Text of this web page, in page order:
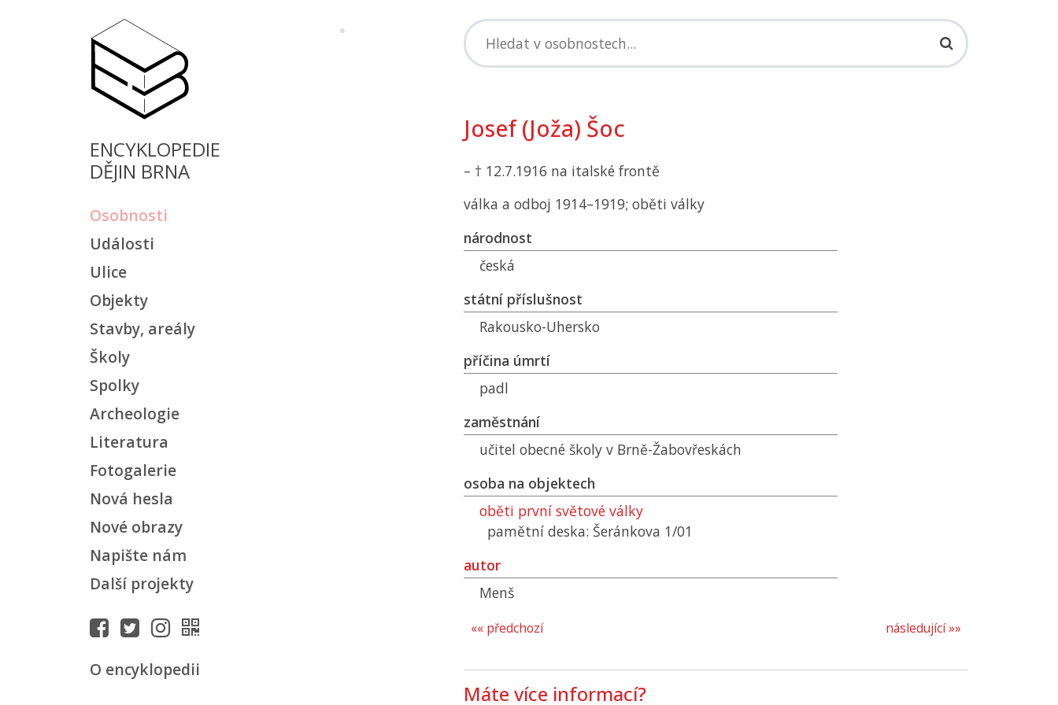
ENCYKLOPEDIE
DĚJIN BRNA
Osobnosti
Události
Ulice
Objekty
Stavby, areály
Školy
Spolky
Archeologie
Literatura
Fotogalerie
Nová hesla
Nové obrazy
Napište nám
Další projekty
O encyklopedii
Josef (Joža) Šoc
– † 12.7.1916 na italské frontě
válka a odboj 1914–1919; oběti války
národnost
česká
státní příslušnost
Rakousko-Uhersko
příčina úmrtí
padl
zaměstnání
učitel obecné školy v Brně-Žabovřeskách
osoba na objektech
oběti první světové války
pamětní deska: Šeránkova 1/01
autor
Menš
následující »»
«« předchozí
Máte více informací?